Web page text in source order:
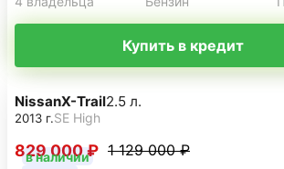
Купить в кредит
в наличии
NissanX-Trail2.5 л.
2013 г.SE High
829 000 ₽ 1 129 000 ₽